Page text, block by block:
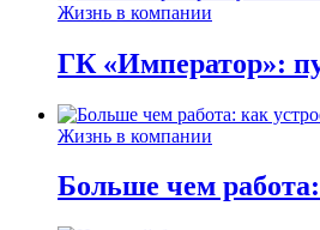
Жизнь в компании
ГК «Император»:
Жизнь в компании
Больше чем